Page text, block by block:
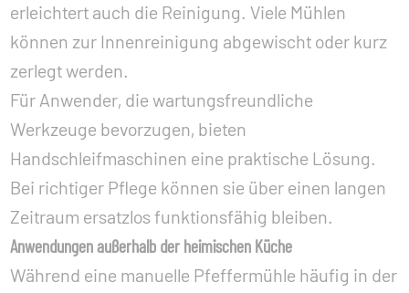
erleichtert auch die Reinigung. Viele Mühlen
können zur Innenreinigung abgewischt oder kurz
zerlegt werden.
Für Anwender, die wartungsfreundliche
Werkzeuge bevorzugen, bieten
Handschleifmaschinen eine praktische Lösung.
Bei richtiger Pflege können sie über einen langen
Zeitraum ersatzlos funktionsfähig bleiben.
Anwendungen außerhalb der heimischen Küche
Während eine manuelle Pfeffermühle häufig in der